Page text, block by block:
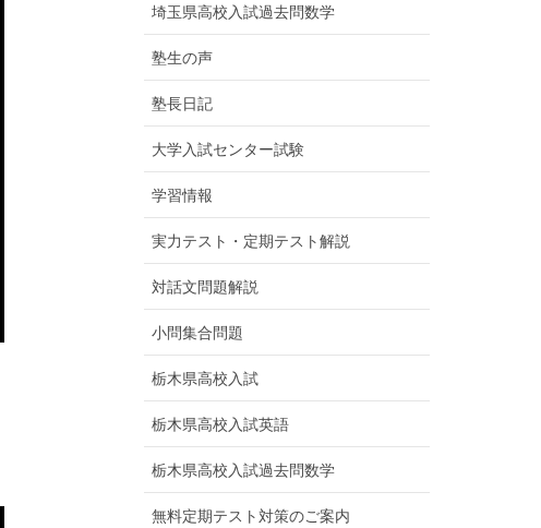
埼玉県高校入試過去問数学
塾生の声
塾長日記
大学入試センター試験
学習情報
実力テスト・定期テスト解説
対話文問題解説
小問集合問題
栃木県高校入試
栃木県高校入試英語
栃木県高校入試過去問数学
無料定期テスト対策のご案内